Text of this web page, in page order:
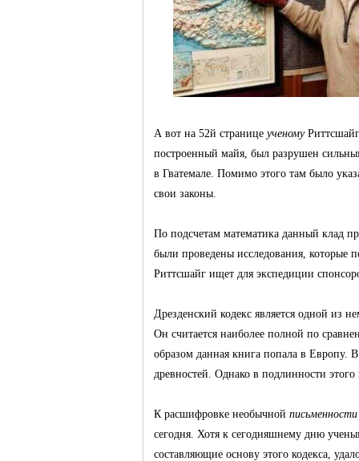
Германии -
MEINLAND.
RU
А вот на 52й странице ученому
построенный майя, был разрушен
в Гватемале. Помимо этого там было
свои законы.
По подсчетам математика данный клад
были проведены исследования, которые
Риттсшайг ищет для экспедиции
Дрезденский кодекс является одной из
Он считается наиболее полной по
образом данная книга попала в Европу.
древностей. Однако в подлинности
К расшифровке необычной
сегодня. Хотя к сегодняшнему дню
составляющие основу этого кодекса,